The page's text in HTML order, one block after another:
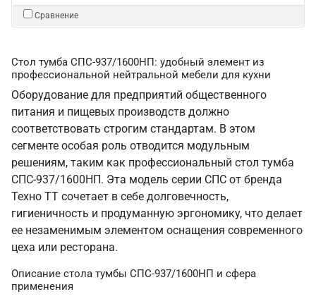
Сравнение
Стол тумба СПС-937/1600НП: удобный элемент из
профессиональной нейтральной мебели для кухни
Оборудование для предприятий общественного
питания и пищевых производств должно
соответствовать строгим стандартам. В этом
сегменте особая роль отводится модульным
решениям, таким как профессиональный стол тумба
СПС-937/1600НП. Эта модель серии СПС от бренда
Техно ТТ сочетает в себе долговечность,
гигиеничность и продуманную эргономику, что делает
ее незаменимым элементом оснащения современного
цеха или ресторана.
Описание стола тумбы СПС-937/1600НП и сфера
применения